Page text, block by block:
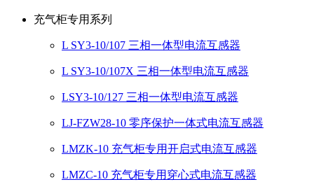
充气柜专用系列
L SY3-10/107 三相一体型电流互感器
L SY3-10/107X 三相一体型电流互感器
LSY3-10/127 三相一体型电流互感器
LJ-FZW28-10 零序保护一体式电流互感器
LMZK-10 充气柜专用开启式电流互感器
LMZC-10 充气柜专用穿心式电流互感器